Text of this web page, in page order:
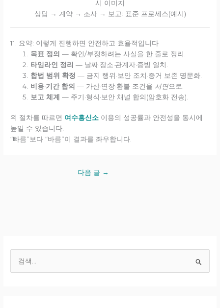
상담 → 계약 → 조사 → 보고: 표준 프로세스(예시)
11. 요약: 이렇게 진행하면 안전하고 효율적입니다
목표 정의 — 확인/부정하려는 사실을 한 줄로 정리.
타임라인 정리 — 날짜·장소·관계자·증빙 일치.
합법 범위 확정 — 금지 행위·보안 조치·증거 보존 명문화.
비용·기간 합의 — 가산·연장·환불 조건을 서면으로.
보고 체계 — 주기·형식·보안 채널 합의(암호화 전송).
위 절차를 따르면 여수흥신소 이용의 성공률과 안전성을 동시에
높일 수 있습니다.
“빠름”보다 “바름”이 결과를 좌우합니다.
다음 글 →